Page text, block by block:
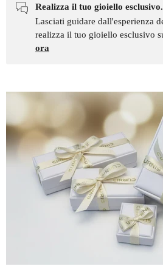
Realizza il tuo gioiello esclusivo.
Lasciati guidare dall'esperienza
realizza il tuo gioiello esclusivo
ora